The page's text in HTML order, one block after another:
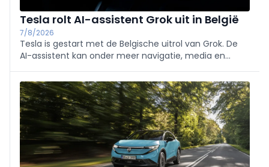
Tesla rolt AI-assistent Grok uit in België
7/8/2026
Tesla is gestart met de Belgische uitrol van Grok. De
AI-assistent kan onder meer navigatie, media en
gebruikershandleiding raadplegen.